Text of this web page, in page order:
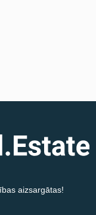
aizsargātas!